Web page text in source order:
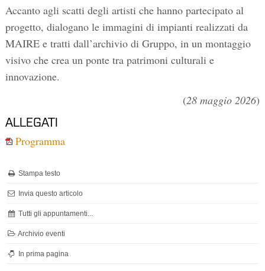
Accanto agli scatti degli artisti che hanno partecipato al
progetto, dialogano le immagini di impianti realizzati da
MAIRE e tratti dall’archivio di Gruppo, in un montaggio
visivo che crea un ponte tra patrimoni culturali e
innovazione.
(28 maggio 2026)
ALLEGATI
Programma
Stampa testo
Invia questo articolo
Tutti gli appuntamenti...
Archivio eventi
In prima pagina